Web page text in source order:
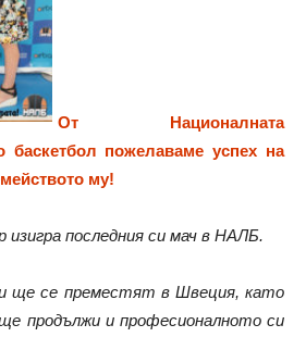
От Националната
баскетбол пожелаваме успех на
му!
последния си мач в НАЛБ.
ще се преместят в Швеция, като
продължи и професионалното си